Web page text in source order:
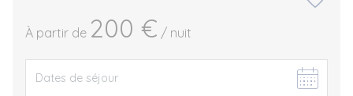
À partir de 200 € / nuit